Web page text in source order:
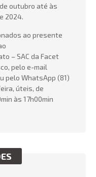
outubro até às
2024.
ao presente
– SAC da Facet
pelo e-mail
pelo WhatsApp (81)
úteis, de
às 17h00min